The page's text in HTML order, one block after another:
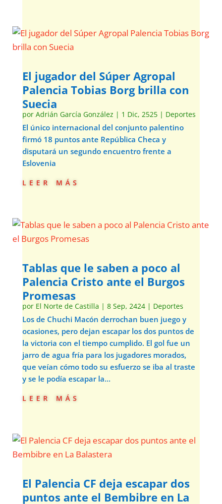
El jugador del Súper Agropal
Palencia Tobias Borg brilla con
Suecia
por Adrián García González | 1 Dic, 2525| Deportes
El único internacional del conjunto palentino
firmó 18 puntos ante República Checa y
disputará un segundo encuentro frente a
Eslovenia
leer más
Tablas que le saben a poco al
Palencia Cristo ante el Burgos
Promesas
por El Norte de Castilla | 8 Sep, 2424| Deportes
Los de Chuchi Macón derrochan buen juego y
ocasiones, pero dejan escapar los dos puntos de
la victoria con el tiempo cumplido. El gol fue un
jarro de agua fría para los jugadores morados,
que veían cómo todo su esfuerzo se iba al traste
y se le podía escapar la...
leer más
El Palencia CF deja escapar dos
puntos ante el Bembibre en La